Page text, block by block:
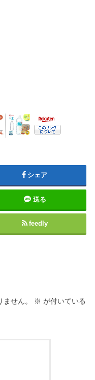
シェア
送る
feedly
せん。 ※ が付いている